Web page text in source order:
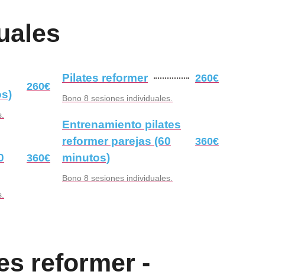
260€
360€
Pilates reformer 260€
Bono 8 sesiones individuales.
Entrenamiento pilates
reformer parejas (60
minutos)
360€
Bono 8 sesiones individuales.
reformer -